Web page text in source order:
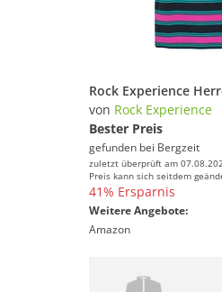
von Rock Experience
Bester Preis
gefunden bei Bergzeit
zuletzt überprüft am
Preis kann sich seitdem
41% Ersparnis
Weitere Angebote:
Amazon